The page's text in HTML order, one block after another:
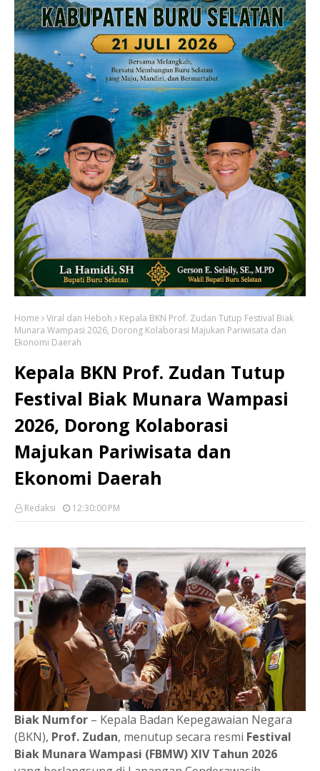
Home Viral dan Heboh
Kepala BKN Prof. Zudan Tutup Festival Biak
Munara Wampasi 2026, Dorong Kolaborasi Majukan Pariwisata dan
Ekonomi Daerah
Kepala BKN Prof. Zudan Tutup
Festival Biak Munara Wampasi
2026, Dorong Kolaborasi
Majukan Pariwisata dan
Ekonomi Daerah
Redaksi 12:30:00 PM
Biak Numfor – Kepala Badan Kepegawaian Negara
(BKN), Prof. Zudan, menutup secara resmi Festival
Biak Munara Wampasi (FBMW) XIV Tahun 2026